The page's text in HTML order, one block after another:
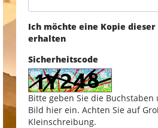
Ich möchte eine Kopie
erhalten
Sicherheitscode
Bitte geben Sie die
Bild hier ein. Achten Sie auf
Kleinschreibung.